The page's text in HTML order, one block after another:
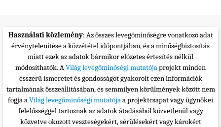
Használati közlemény: Az összes levegőminőségre vonatkozó adat
érvénytelenítése a közzététel időpontjában, és a minőségbiztosítás
miatt ezek az adatok bármikor előzetes értesítés nélkül
módosíthatók. AVilág levegőminőségi mutatójaprojekt minden
ésszerű ismeretet és gondosságot gyakorolt ezen információk
tartalmának összeállításában, és semmilyen körülmények között nem
fogja aVilág levegőminőségi mutatójaa projektcsapat vagy ügynökei
felelősséggel tartoznak az adatok átadásából közvetlenül vagy
közvetve okozott veszteségekért, sérülésekért vagy károkért